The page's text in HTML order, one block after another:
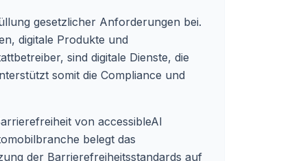
gesetzlicher Anforderungen bei.
digitale Produkte und
sind digitale Dienste, die
somit die Compliance und
von accessibleAI
belegt das
der Barrierefreiheitsstandards auf